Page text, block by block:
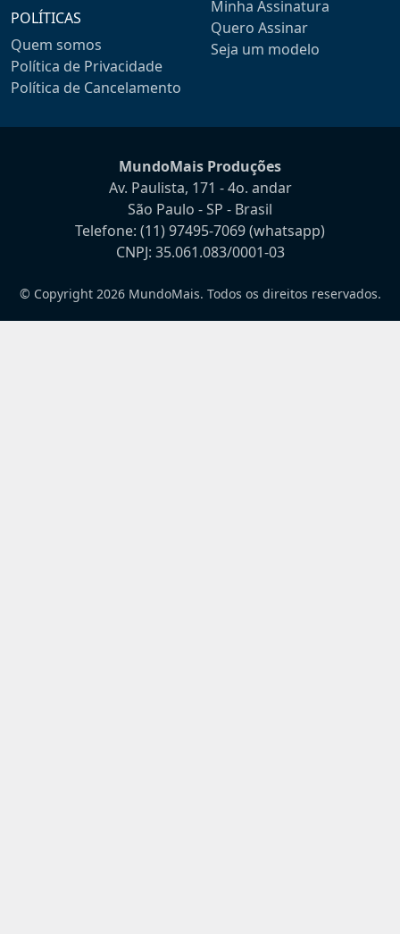
POLÍTICAS
Quem somos
Política de Privacidade
Política de Cancelamento
Minha Assinatura
Quero Assinar
Seja um modelo
MundoMais Produções
Av. Paulista, 171 - 4o. andar
São Paulo - SP - Brasil
Telefone: (11) 97495-7069(whatsapp)
CNPJ: 35.061.083/0001-03
© Copyright 2026 MundoMais. Todos os direitos reservados.